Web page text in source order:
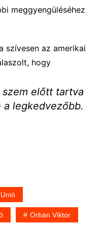
meggyengüléséhez
szívesen az amerikai
hogy
előtt tartva
a legkedvezőbb.
Orbán Viktor